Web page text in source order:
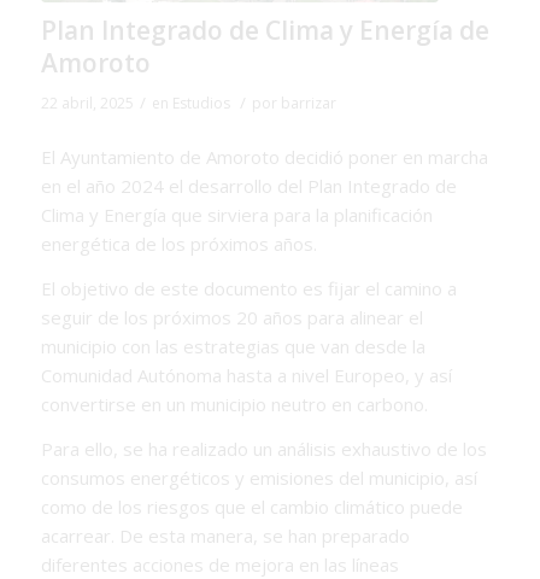
Plan Integrado de Clima y Energía de
Amoroto
22 abril, 2025 / en Estudios / por barrizar
El Ayuntamiento de Amoroto decidió poner en marcha
en el año 2024 el desarrollo del Plan Integrado de
Clima y Energía que sirviera para la planificación
energética de los próximos años.
El objetivo de este documento es fijar el camino a
seguir de los próximos 20 años para alinear el
municipio con las estrategias que van desde la
Comunidad Autónoma hasta a nivel Europeo, y así
convertirse en un municipio neutro en carbono.
Para ello, se ha realizado un análisis exhaustivo de los
consumos energéticos y emisiones del municipio, así
como de los riesgos que el cambio climático puede
acarrear. De esta manera, se han preparado
diferentes acciones de mejora en las líneas